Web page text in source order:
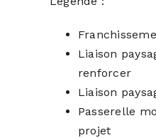
Liaison
renforcer
Liaison
Passerelle
projet